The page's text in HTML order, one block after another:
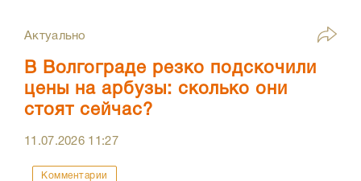
Актуально
В Волгограде резко подскочили
цены на арбузы: сколько они
стоят сейчас?
11.07.2026 11:27
Комментарии